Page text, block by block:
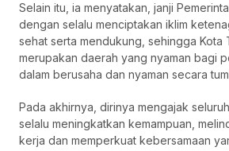
Selain itu, ia menyatakan, janji
dengan selalu menciptakan iklim
sehat serta mendukung, sehingga Kota
merupakan daerah yang nyaman bagi
dalam berusaha dan nyaman secara
Pada akhirnya, dirinya mengajak
selalu meningkatkan kemampuan,
kerja dan memperkuat kebersamaan